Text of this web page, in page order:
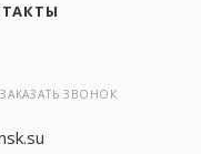
ЗАКАЗАТЬ ЗВОНОК